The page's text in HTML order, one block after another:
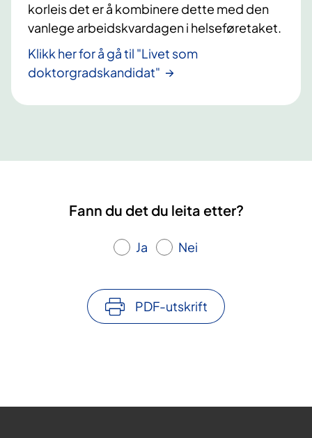
korleis det er å kombinere dette med den
vanlege arbeidskvardagen i helseføretaket.
Klikk her for å gå til "Livet som
doktorgradskandidat"
Fann du det du leita etter?
Ja Nei
PDF-utskrift